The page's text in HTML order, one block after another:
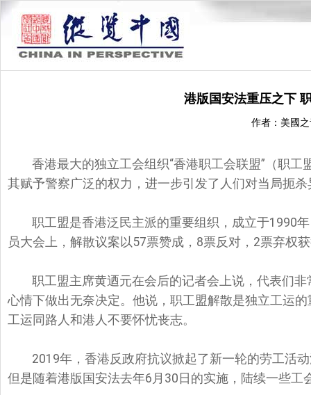
港版国安法重压之下
作者：美國
香港最大的独立工会组织“香港职工会联盟”（职
其赋予警察广泛的权力，进一步引发了人们对当局扼
职工盟是香港泛民主派的重要组织，成立于1990
员大会上，解散议案以57票赞成，8票反对，2票弃权
职工盟主席黄迺元在会后的记者会上说，代表们
心情下做出无奈决定。他说，职工盟解散是独立工运
工运同路人和港人不要怀忧丧志。
2019年，香港反政府抗议掀起了新一轮的劳工活
但是随着港版国安法去年6月30日的实施，陆续一些工